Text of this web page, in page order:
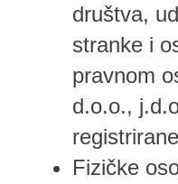
društva,
stranke i
pravnom
d.o.o.,
Fizičke